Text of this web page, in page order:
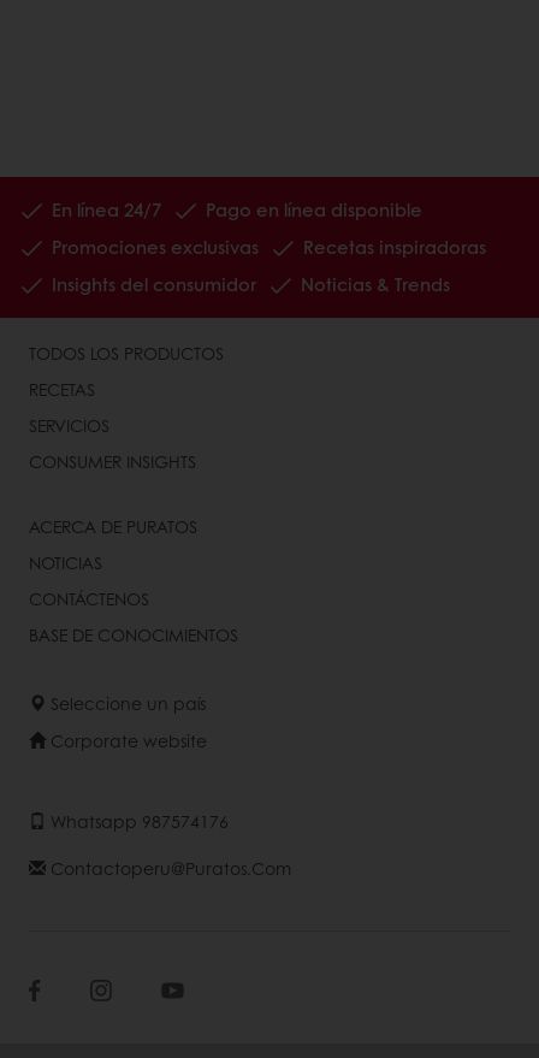
En línea 24/7
Pago en línea disponible
Promociones exclusivas
Recetas inspiradoras
Insights del consumidor
Noticias & Trends
TODOS LOS PRODUCTOS
RECETAS
SERVICIOS
CONSUMER INSIGHTS
ACERCA DE PURATOS
NOTICIAS
CONTÁCTENOS
BASE DE CONOCIMIENTOS
Seleccione un país
Corporate website
Whatsapp 987574176
Contactoperu@puratos.com